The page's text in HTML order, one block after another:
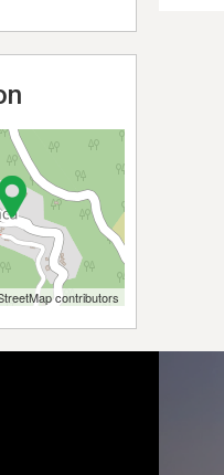
contributors